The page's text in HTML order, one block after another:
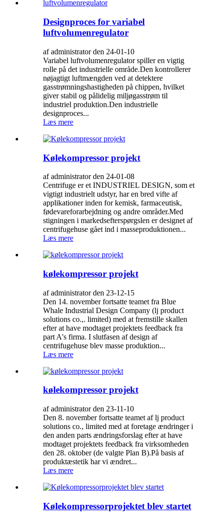
Designproces for variabel
luftvolumenregulator
af administrator den 24-01-10
Variabel luftvolumenregulator spiller en vigtig
rolle på det industrielle område.Den kontrollerer
nøjagtigt luftmængden ved at detektere
gasstrømningshastigheden på chippen, hvilket
giver stabil og pålidelig miljøgasstrøm til
industriel produktion.Den industrielle
designproces...
Læs mere
Kølekompressor projekt
af administrator den 24-01-08
Centrifuge er et INDUSTRIEL DESIGN, som et
vigtigt industrielt udstyr, har en bred vifte af
applikationer inden for kemisk, farmaceutisk,
fødevareforarbejdning og andre områder.Med
stigningen i markedsefterspørgslen er designet af
centrifugehuse gået ind i masseproduktionen...
Læs mere
kølekompressor projekt
af administrator den 23-12-15
Den 14. november fortsatte teamet fra Blue
Whale Industrial Design Company (lj product
solutions co.,. limited) med at fremstille skallen
efter at have modtaget projektets feedback fra
part A's firma. I slutfasen af ​​design af
centrifugehuse blev masse produktion...
Læs mere
kølekompressor projekt
af administrator den 23-11-10
Den 8. november fortsatte teamet af lj product
solutions co., limited med at foretage ændringer i
den anden parts ændringsforslag efter at have
modtaget projektets feedback fra virksomheden
den 28. oktober (de valgte Plan B).På basis af
produktæstetik har vi ændret...
Læs mere
Kølekompressorprojektet blev startet